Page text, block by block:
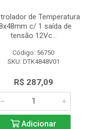
de Temperatura
c/ 1 saída de
tensão 12Vc...
Código: 56750
SKU: DTK4848V01
R$ 287,09
Adicionar